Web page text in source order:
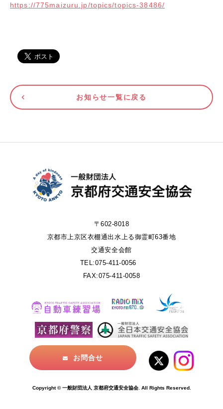
https://775maizuru.jp/topics/topics-38486/
お知らせ一覧に戻る
〒602-8018
京都市上京区衣棚通出水上る御霊町63番地
交通安全会館
TEL:075-411-0056
FAX:075-411-0058
お問合せ
Copyright © 一般財団法人 京都府交通安全協会. All Rights Reserved.